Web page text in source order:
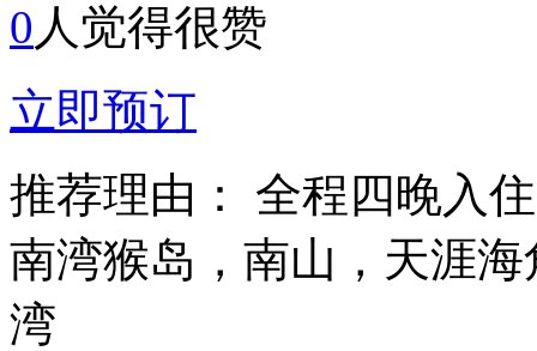
0 人觉得很赞
立即预订
推荐理由：
全程四晚入
南湾猴岛，南山，天涯
湾